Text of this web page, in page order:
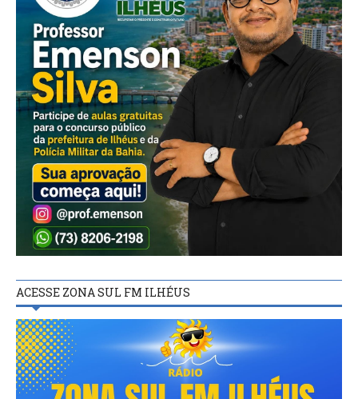
ACESSE ZONA SUL FM ILHÉUS